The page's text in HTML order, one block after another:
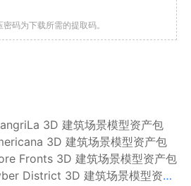
密码为下载所需的提取码。
3D 建筑场景模型资产包
3D 建筑场景模型资产包
Fronts 3D 建筑场景模型资产包
District 3D 建筑场景模型资产包